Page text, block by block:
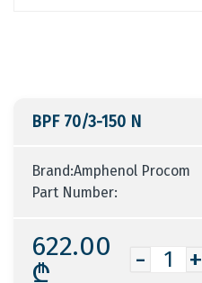
BPF 70/3-150 N
Brand:Amphenol Procom
Part Number:
622.00
₾
- +